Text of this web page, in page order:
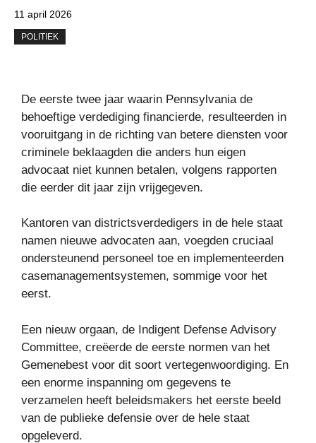
11 april 2026
POLITIEK
De eerste twee jaar waarin Pennsylvania de
behoeftige verdediging financierde, resulteerden in
vooruitgang in de richting van betere diensten voor
criminele beklaagden die anders hun eigen
advocaat niet kunnen betalen, volgens rapporten
die eerder dit jaar zijn vrijgegeven.
Kantoren van districtsverdedigers in de hele staat
namen nieuwe advocaten aan, voegden cruciaal
ondersteunend personeel toe en implementeerden
casemanagementsystemen, sommige voor het
eerst.
Een nieuw orgaan, de Indigent Defense Advisory
Committee, creëerde de eerste normen van het
Gemenebest voor dit soort vertegenwoordiging. En
een enorme inspanning om gegevens te
verzamelen heeft beleidsmakers het eerste beeld
van de publieke defensie over de hele staat
opgeleverd.